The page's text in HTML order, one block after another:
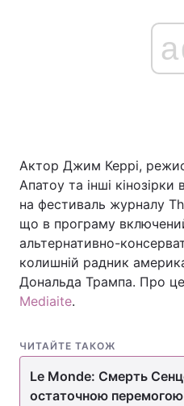
Головна
Економіка
Спорт
Техно і зв'язок
Зброя
Актор Джим Керрі,
Апатоу та інші
на фестиваль журналу
що в програму
альтернативно-
колишній радник
Дональда Трампа. Про
Mediaite.
ЧИТАЙТЕ ТАКОЖ
Le Monde: Смерть
остаточною